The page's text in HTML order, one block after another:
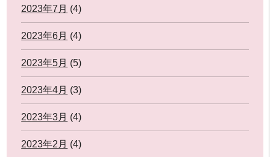
2023年7月 (4)
2023年6月 (4)
2023年5月 (5)
2023年4月 (3)
2023年3月 (4)
2023年2月 (4)